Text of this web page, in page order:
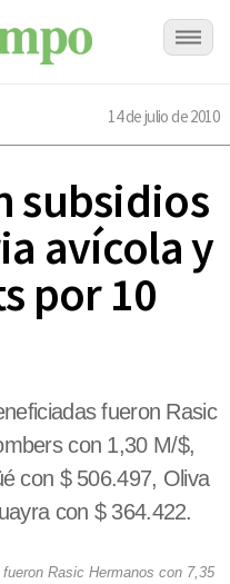
14 de julio de 2010
subsidios
avícola y
por 10
fueron Rasic
con 1,30 M/$,
con $ 506.497, Oliva
con $ 364.422.
Rasic Hermanos con 7,35